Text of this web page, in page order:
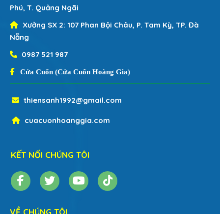
Phú, T. Quảng Ngãi
Xưởng SX 2: 107 Phan Bội Châu, P. Tam Kỳ, TP. Đà
Nẵng
0987 521 987
Cửa Cuốn (Cửa Cuốn Hoàng Gia)
thiensanh1992@gmail.com
cuacuonhoanggia.com
KẾT NỐI CHÚNG TÔI
VỀ CHÚNG TÔI